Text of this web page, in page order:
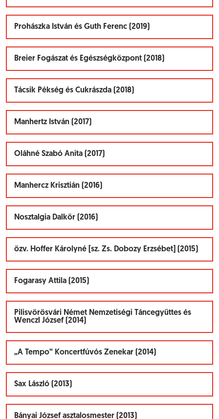
Prohászka István és Guth Ferenc (2019)
Breier Fogászat és Egészségközpont (2018)
Tácsik Pékség és Cukrászda (2018)
Manhertz István (2017)
Oláhné Szabó Anita (2017)
Manhercz Krisztián (2016)
Nosztalgia Dalkör (2016)
özv. Hoffer Károlyné [sz. Zs. Dobozy Erzsébet] (2015)
Fogarasy Attila (2015)
Pilisvörösvári Német Nemzetiségi Táncegyüttes és
Wenczl József (2014)
„A Tempo” Koncertfúvós Zenekar (2014)
Sax László (2013)
Bányai József asztalosmester (2013)